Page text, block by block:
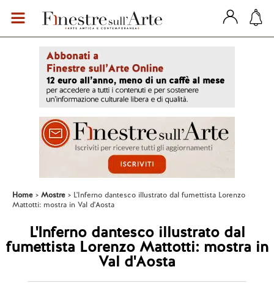
Home Mostre
L'Inferno dantesco illustrato dal fumettista Lorenzo
Mattotti: mostra in Val d'Aosta
L'Inferno dantesco illustrato dal
fumettista Lorenzo Mattotti: mostra in
Val d'Aosta